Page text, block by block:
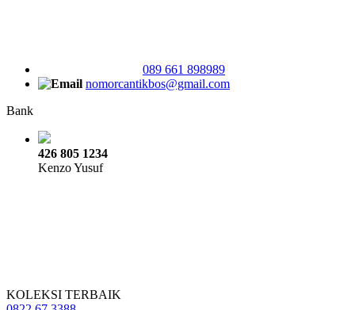
089 661 898989
nomorcantikbos@gmail.com
Bank
426 805 1234
Kenzo Yusuf
KOLEKSI TERBAIK